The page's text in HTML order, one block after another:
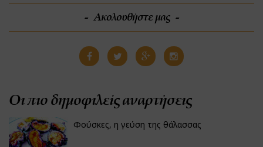
Ακολουθήστε μας
Οι πιο δημοφιλείς αναρτήσεις
Φούσκες, η γεύση της θάλασσας